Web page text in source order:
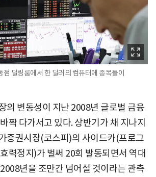
점 딜링룸에서 한 딜러의 컴퓨터에 종목들이
의 변동성이 지난 2008년 글로벌 금융
짝 다가서고 있다. 상반기가 채 지나지
증권시장(코스피)의 사이드카(프로그
력정지)가 벌써 20회 발동되면서 역대
년을 조만간 넘어설 것이라는 관측